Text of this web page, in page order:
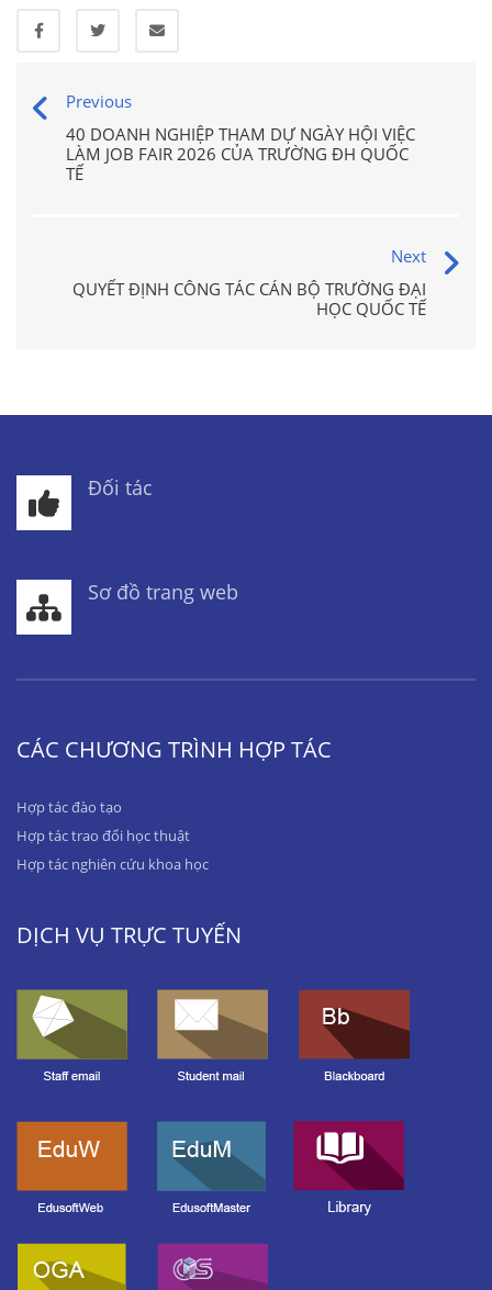
Previous
40 DOANH NGHIỆP THAM DỰ NGÀY HỘI VIỆC
LÀM JOB FAIR 2026 CỦA TRƯỜNG ĐH QUỐC
TẾ
Next
QUYẾT ĐỊNH CÔNG TÁC CÁN BỘ TRƯỜNG ĐẠI
HỌC QUỐC TẾ
Đối tác
Sơ đồ trang web
CÁC CHƯƠNG TRÌNH HỢP TÁC
Hợp tác đào tạo
Hợp tác trao đổi học thuật
Hợp tác nghiên cứu khoa học
DỊCH VỤ TRỰC TUYẾN